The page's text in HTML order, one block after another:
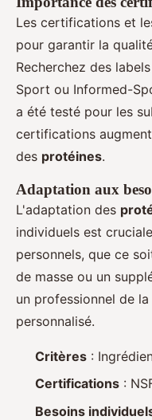
Les certifications et
pour garantir la
Recherchez des
Sport ou Informed-
a été testé pour les
certifications
des protéines.
Adaptation aux
L'adaptation des
individuels est
personnels, que ce
de masse ou un
un professionnel de
personnalisé.
Critères :
Certifications :
Besoins